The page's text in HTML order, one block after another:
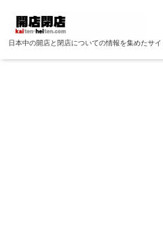
日本中の開店と閉店についての情報を集めたサイ